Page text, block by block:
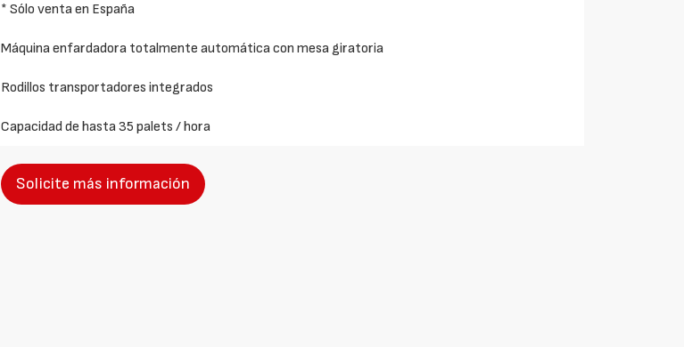
* Sólo venta en España
Máquina enfardadora totalmente automática con mesa giratoria
Rodillos transportadores integrados
Capacidad de hasta 35 palets / hora
Solicite más información